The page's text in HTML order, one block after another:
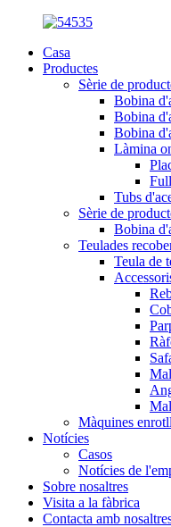
Casa
Productes
Sèrie de
Bobina
Bobina
Bobina
Làmina
Tubs
Sèrie de
Bobina
Teulades
Teula de
Màquines
Notícies
Casos
Notícies de
Sobre nosaltres
Visita a la fàbrica
Contacta amb